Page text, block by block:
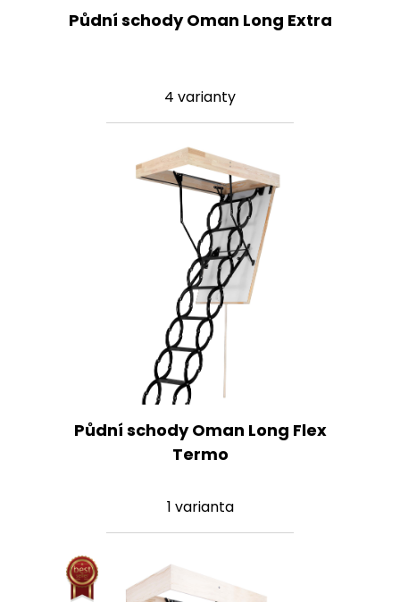
Půdní schody Oman Long Extra
4 varianty
Půdní schody Oman Long Flex
Termo
1 varianta